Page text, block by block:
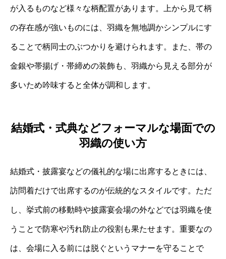
が入るものなど様々な柄配置があります。上から見て柄
の存在感が強いものには、羽織を無地調かシンプルにす
ることで柄同士のぶつかりを避けられます。また、帯の
金銀や帯揚げ・帯締めの装飾も、羽織から見える部分が
多いため吟味すると全体が調和します。
結婚式・式典などフォーマルな場面での
羽織の使い方
結婚式・披露宴などの儀礼的な場に出席するときには、
訪問着だけで出席するのが伝統的なスタイルです。ただ
し、挙式前の移動時や披露宴会場の外などでは羽織を使
うことで防寒や汚れ防止の役割も果たせます。重要なの
は、会場に入る前には脱ぐというマナーを守ることで